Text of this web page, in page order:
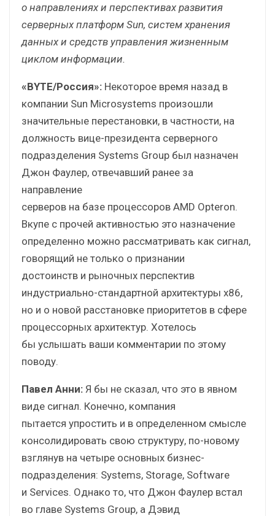
о направлениях и перспективах развития
серверных платформ Sun, систем хранения
данных и средств управления жизненным
циклом информации.
«BYTE/Россия»: Некоторое время назад в
компании Sun Microsystems произошли
значительные перестановки, в частности, на
должность вице-президента серверного
подразделения Systems Group был назначен
Джон Фаулер, отвечавший ранее за
направление
серверов на базе процессоров AMD Opteron.
Вкупе с прочей активностью это назначение
определенно можно рассматривать как сигнал,
говорящий не только о признании
достоинств и рыночных перспектив
индустриально-стандартной архитектуры х86,
но и о новой расстановке приоритетов в сфере
процессорных архитектур. Хотелось
бы услышать ваши комментарии по этому
поводу.
Павел Анни: Я бы не сказал, что это в явном
виде сигнал. Конечно, компания
пытается упростить и в определенном смысле
консолидировать свою структуру, по-новому
взглянув на четыре основных бизнес-
подразделения: Systems, Storage, Software
и Services. Однако то, что Джон Фаулер встал
во главе Systems Group, а Дэвид